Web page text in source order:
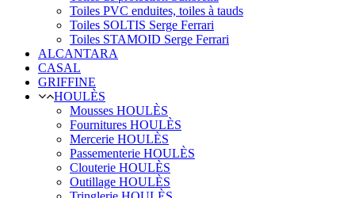
Toiles PVC enduites, toiles à tauds
Toiles SOLTIS Serge Ferrari
Toiles STAMOID Serge Ferrari
ALCANTARA
CASAL
GRIFFINE
HOULÈS
Mousses HOULÈS
Fournitures HOULÈS
Mercerie HOULÈS
Passementerie HOULÈS
Clouterie HOULÈS
Outillage HOULÈS